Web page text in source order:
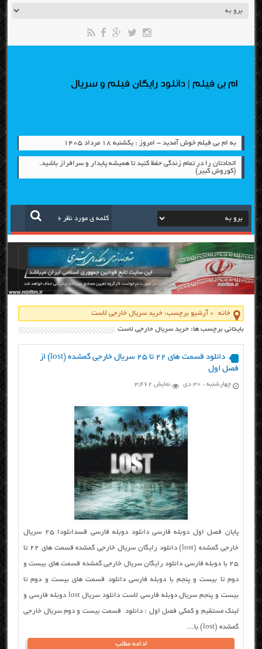
ام بی فیلم | دانلود رایگان فیلم و سریال
به ام بی فیلم خوش آمدید - امروز : یکشنبه ۱۸ مرداد ۱۴۰۵
اتحادتان را در تمام زندگی حفظ کنید تا همیشه پایدار و سرافراز باشید.
(کوروش کبیر)
خانه » آرشیو برچسب: خرید سریال خارجی لاست
بایگانی برچسب ها: خرید سریال خارجی لاست
دانلود قسمت های ۲۲ تا ۲۵ سریال خارجی گمشده (lost) از
فصل اول
چهارشنبه ، ۳۰ دی نمایش 3,462
پایان فصل اول دوبله فارسی دانلود دوبله فارسی قسدانلودا ۲۵ سریال
خارجی گمشده (lost) دانلود رایگان سریال خارجی گمشده قسمت های ۲۲ تا
۲۵ با دوبله فارسی دانلود رایگان سریال خارجی گمشده قسمت های بیست و
دوم تا بیست و پنجم با دوبله فارسی دانلود قسمت های بیست و دوم تا
بیست و پنجم سریال دوبله فارسی لاست دانلود سریال lost دوبله فارسی و
لینک مستقیم و کمکی فصل اول : دانلود قسمت بیست و دوم سریال خارجی
گمشده (lost) با...
ادامه مطلب